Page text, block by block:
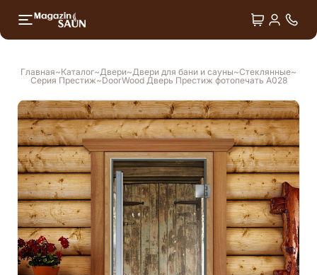
Двери
Лёдогенераторы
Оборудование для СПА
Аксессуары
Главная Каталог Двери Двери для бани и сауны Стеклянные
Серия Престиж
DoorWood Дверь Престиж фотопечать А028